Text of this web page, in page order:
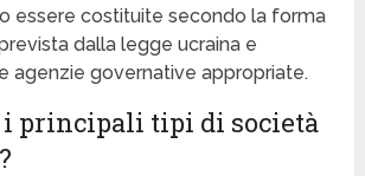
essere costituite secondo la forma
dalla legge ucraina e
agenzie governative appropriate.
i principali tipi di società